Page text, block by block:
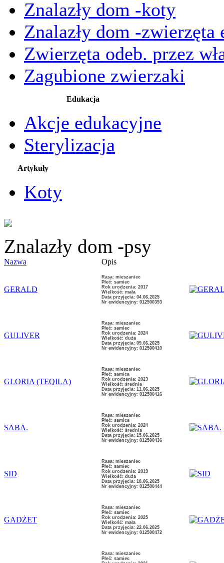
Znalazły dom -koty
Znalazły dom -zwierzęta
Zwierzęta odeb. przez
Zagubione zwierzaki
Edukacja
Akcje edukacyjne
Sterylizacja
Artykuły
Koty
Znalazły dom -psy
Nazwa Opis
GERALD
Rasa: mieszaniec
Płeć: samiec
Rok urodzenia: 2017
Wielkość: mała
Data przyjęcia: 04.06.2025
Nr ewidencyjny: 012500393
GULIVER
Rasa: mieszaniec
Płeć: samiec
Rok urodzenia: 2024
Wielkość: duża
Data przyjęcia: 09.06.2025
Nr ewidencyjny: 012500410
GLORIA (TEQILA)
Rasa: mieszaniec
Płeć: samica
Rok urodzenia: 2023
Wielkość: średnia
Data przyjęcia: 11.06.2025
Nr ewidencyjny: 012500416
SABA.
Rasa: mieszaniec
Płeć: samica
Rok urodzenia: 2024
Wielkość: średnia
Data przyjęcia: 15.06.2025
Nr ewidencyjny: 012500436
SID
Rasa: mieszaniec
Płeć: samiec
Rok urodzenia: 2019
Wielkość: duża
Data przyjęcia: 18.06.2025
Nr ewidencyjny: 012500444
GADŻET
Rasa: mieszaniec
Płeć: samiec
Rok urodzenia: 2025
Wielkość: mała
Data przyjęcia: 22.06.2025
Nr ewidencyjny: 012500472
Rasa: mieszaniec
Płeć: samiec